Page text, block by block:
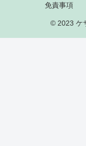
免責事項
© 2023 ケ